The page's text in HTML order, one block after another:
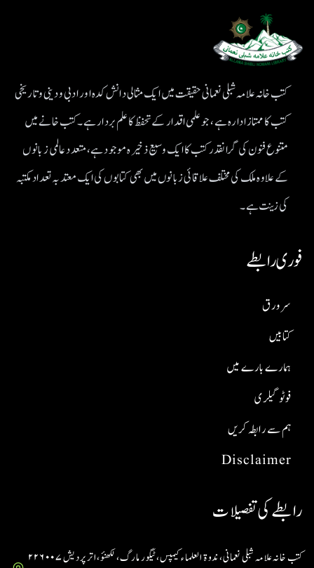
کتب خانہ علامہ شبلی نعمانی حقیقت میں ایک مثالی دانش کدہ اور ادبی ودینی و تاریخی
کتب کا ممتاز ادارہ ہے، جو علمی اقدار کے تحفظ کا علم بردار ہے۔کتب خانے میں
متنوع فنون کی گرانقدر کتب کا ایک وسیع ذخیرہ موجود ہے، متعدد عالمی زبانوں
کے علاوہ ملک کی مختلف علاقائی زبانوں میں بھی کتابوں کی ایک معتد بہ تعداد مکتبہ
کی زینت ہے۔
فوری رابطے
Disclaimer
ہم سے رابطہ کریں
فوٹو گیلری
ہمارے بارے میں
کتابیں
سر ورق
رابطے کی تفصیلات
کتب خانہ علامہ شبلی نعمانی، ندوۃ العلماء کیمپس، ٹیگور مارگ، لکھنؤ، اتر پردیش ۲۲۶۰۰۷